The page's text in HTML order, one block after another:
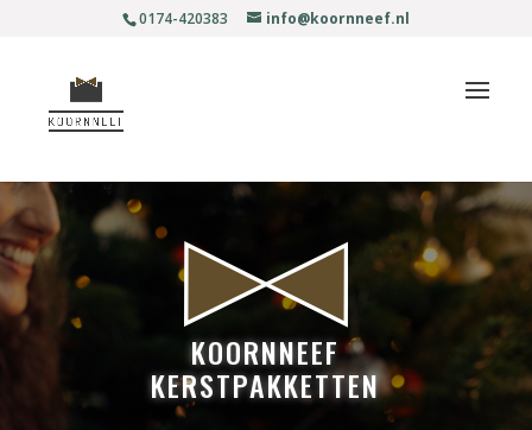
0174-420383 info@koornneef.nl
KOORNNEEF
KERSTPAKKETTEN